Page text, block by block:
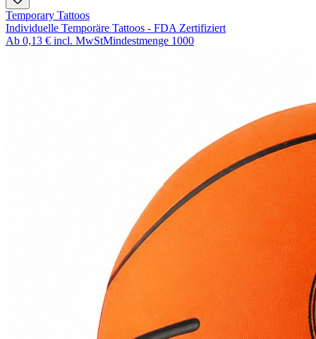
Temporary Tattoos
Individuelle Temporäre Tattoos - FDA Zertifiziert
Ab 0,13 € incl. MwStMindestmenge 1000